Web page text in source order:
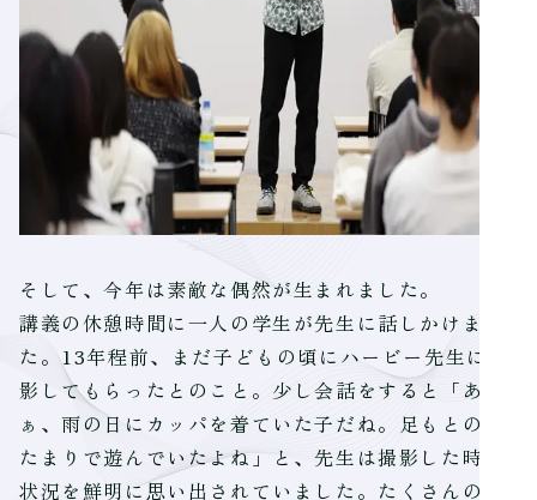
そして、今年は素敵な偶然が生まれました。
講義の休憩時間に一人の学生が先生に話しかけまし
た。13年程前、まだ子どもの頃にハービー先生に撮
影してもらったとのこと。少し会話をすると「あ
ぁ、雨の日にカッパを着ていた子だね。足もとの水
たまりで遊んでいたよね」と、先生は撮影した時の
状況を鮮明に思い出されていました。たくさんの撮